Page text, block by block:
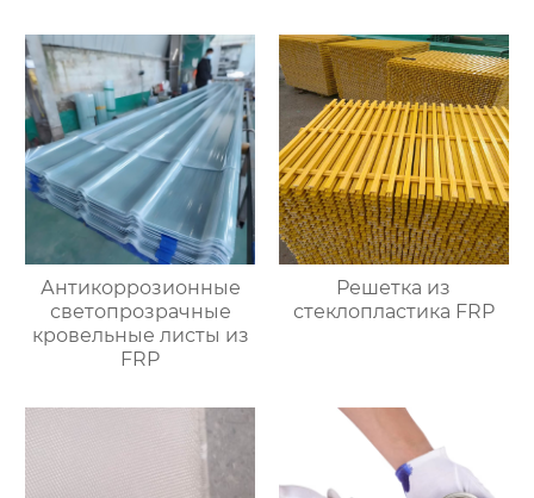
Антикоррозионные
светопрозрачные
кровельные листы из
FRP
Решетка из
стеклопластика FRP